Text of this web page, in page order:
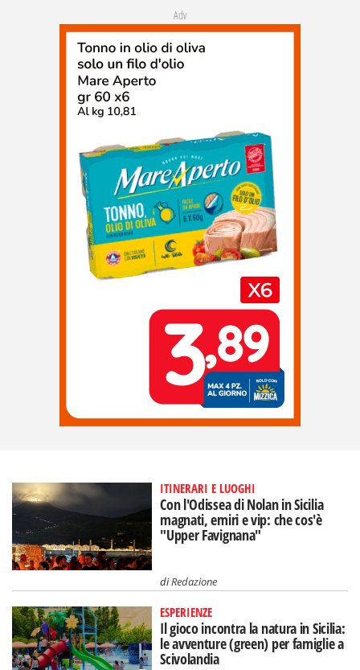
Adv
ITINERARI E LUOGHI
Con l'Odissea di Nolan in Sicilia
magnati, emiri e vip: che cos'è
"Upper Favignana"
diRedazione
ESPERIENZE
Il gioco incontra la natura in Sicilia:
le avventure (green) per famiglie a
Scivolandia